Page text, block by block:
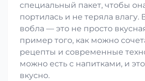
специальный пакет, чтобы
портилась и не теряла влагу.
вобла — это не просто
пример того, как можно
рецепты и современные
можно есть с напитками, и
вкусно.